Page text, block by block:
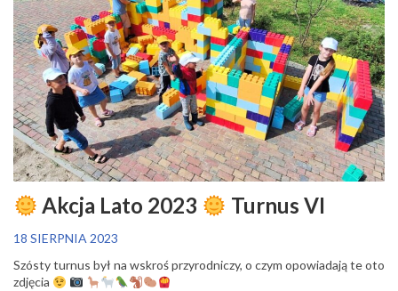
Akcja Lato 2023 Turnus VI
18 SIERPNIA 2023
Szósty turnus był na wskroś przyrodniczy, o czym opowiadają te oto
zdjęcia